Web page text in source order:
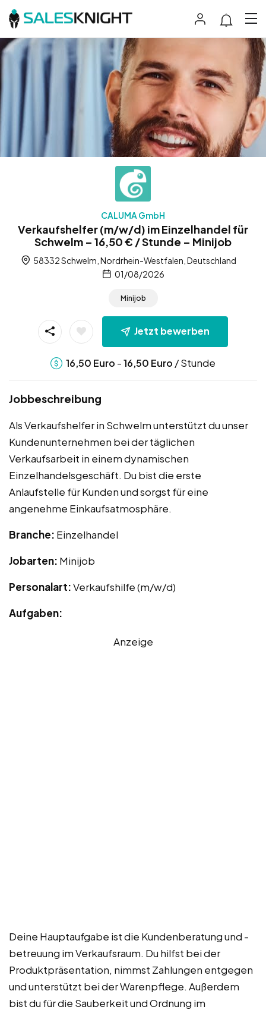
CALUMA GmbH
Verkaufshelfer (m/w/d) im Einzelhandel für
Schwelm – 16,50 € / Stunde – Minijob
58332 Schwelm, Nordrhein-Westfalen, Deutschland
01/08/2026
Minijob
Jetzt bewerben
16,50 Euro -16,50 Euro / Stunde
Jobbeschreibung
Als Verkaufshelfer in Schwelm unterstützt du unser
Kundenunternehmen bei der täglichen
Verkaufsarbeit in einem dynamischen
Einzelhandelsgeschäft. Du bist die erste
Anlaufstelle für Kunden und sorgst für eine
angenehme Einkaufsatmosphäre.
Branche: Einzelhandel
Jobarten: Minijob
Personalart:Verkaufshilfe (m/w/d)
Aufgaben:
Anzeige
Deine Hauptaufgabe ist die Kundenberatung und -
betreuung im Verkaufsraum. Du hilfst bei der
Produktpräsentation, nimmst Zahlungen entgegen
und unterstützt bei der Warenpflege. Außerdem
bist du für die Sauberkeit und Ordnung im